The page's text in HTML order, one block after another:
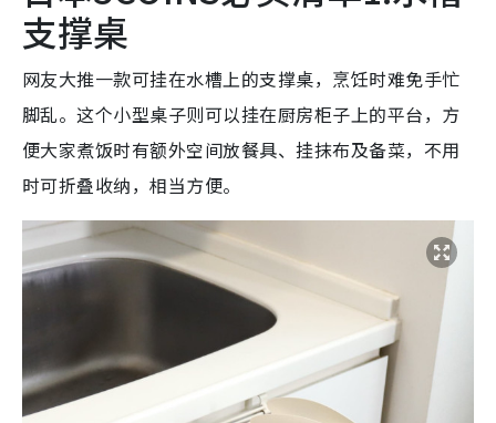
支撑桌
网友大推一款可挂在水槽上的支撑桌，烹饪时难免手忙
脚乱。这个小型桌子则可以挂在厨房柜子上的平台，方
便大家煮饭时有额外空间放餐具、挂抹布及备菜，不用
时可折叠收纳，相当方便。